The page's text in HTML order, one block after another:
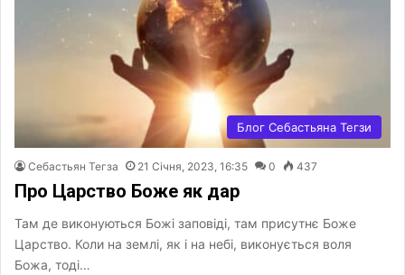
Блог Себастьяна Тегзи
Себастьян Тегза 21 Січня, 2023, 16:35 0 437
Про Царство Боже як дар
Там де виконуються Божі заповіді, там присутнє Боже
Царство. Коли на землі, як і на небі, виконується воля
Божа, тоді…